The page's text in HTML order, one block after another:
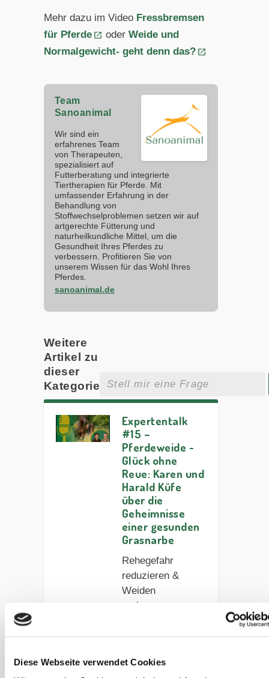
Diese Webseite verwendet Cookies
Mehr dazu im Video Fressbremsen
für Pferde
oderWeide und
Normalgewicht- geht denn das?
Team
Sanoanimal
Wir sind ein
erfahrenes Team
von Therapeuten,
spezialisiert auf
Futterberatung und integrierte
Tiertherapien für Pferde. Mit
umfassender Erfahrung in der
Behandlung von
Stoffwechselproblemen setzen wir auf
artgerechte Fütterung und
naturheilkundliche Mittel, um die
Gesundheit Ihres Pferdes zu
verbessern. Profitieren Sie von
unserem Wissen für das Wohl Ihres
Pferdes.
sanoanimal.de
Weitere
Artikel zu
dieser
Kategorie
Expertentalk
#15 –
Pferdeweide -
Glück ohne
Reue: Karen und
Harald Küfe
über die
Geheimnisse
einer gesunden
Grasnarbe
Rehegefahr
reduzieren &
Weiden
verbessern:
der richtige